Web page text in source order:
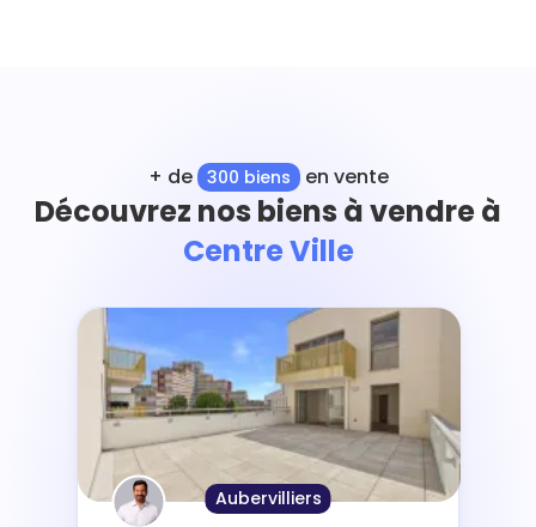
+ de 300 biens en vente
Découvrez nos biens à vendre à
Centre Ville
Aubervilliers